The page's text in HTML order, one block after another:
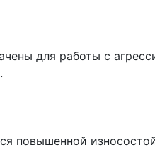
для работы с
повышенной